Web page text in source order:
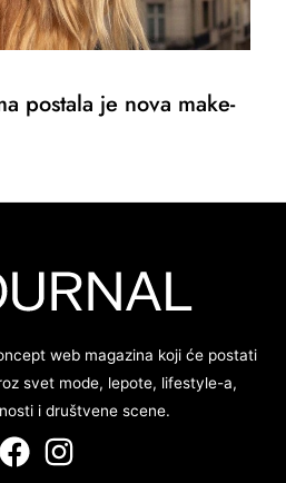
postala je nova make-
web magazina koji će postati
svet mode, lepote, lifestyle-a,
i društvene scene.